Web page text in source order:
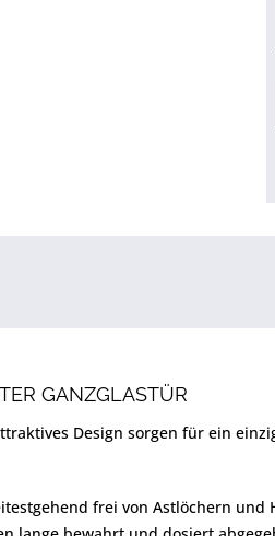
GANZGLASTÜR
Design sorgen für ein
frei von Astlöchern